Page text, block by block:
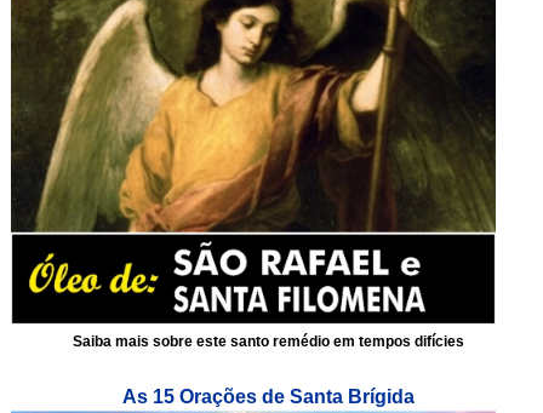
Saiba mais sobre este santo remédio em tempos difícies
As 15 Orações de Santa Brígida